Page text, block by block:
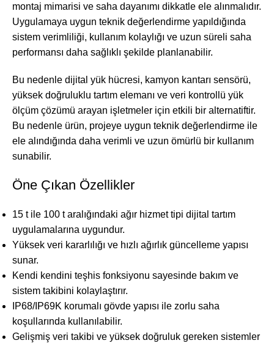
montaj mimarisi ve saha dayanımı dikkatle ele alınmalıdır.
Uygulamaya uygun teknik değerlendirme yapıldığında
sistem verimliliği, kullanım kolaylığı ve uzun süreli saha
performansı daha sağlıklı şekilde planlanabilir.
Bu nedenle dijital yük hücresi, kamyon kantarı sensörü,
yüksek doğruluklu tartım elemanı ve veri kontrollü yük
ölçüm çözümü arayan işletmeler için etkili bir alternatiftir.
Bu nedenle ürün, projeye uygun teknik değerlendirme ile
ele alındığında daha verimli ve uzun ömürlü bir kullanım
sunabilir.
Öne Çıkan Özellikler
15 t ile 100 t aralığındaki ağır hizmet tipi dijital tartım
uygulamalarına uygundur.
Yüksek veri kararlılığı ve hızlı ağırlık güncelleme yapısı
sunar.
Kendi kendini teşhis fonksiyonu sayesinde bakım ve
sistem takibini kolaylaştırır.
IP68/IP69K korumalı gövde yapısı ile zorlu saha
koşullarında kullanılabilir.
Gelişmiş veri takibi ve yüksek doğruluk gereken sistemler